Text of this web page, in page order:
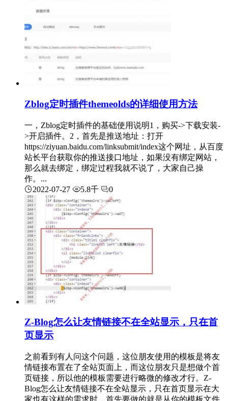
Zblog定时插件themeolds的详细使用方法
一，Zblog定时插件的基础使用说明1，购买->下载安装-
>开启插件。2，首先是推送地址：打开
https://ziyuan.baidu.com/linksubmit/index这个网址，从百度
站长平台获取你的推送接口地址，如果没有绑定网站，
那么就去绑定，绑定过程我就不说了，大家自己操
作。...
2022-07-27
5.8千 0
Z-Blog怎么让友情链接不在全站显示，只在首
页显示
之前看到有人问这个问题，这位朋友使用的模板是将友
情链接布置在了全站页面上，而这位朋友只是想做个首
页链接，所以他的模板需要进行略微的修改才行。Z-
Blog怎么让友情链接不在全站显示，只在首页显示在大